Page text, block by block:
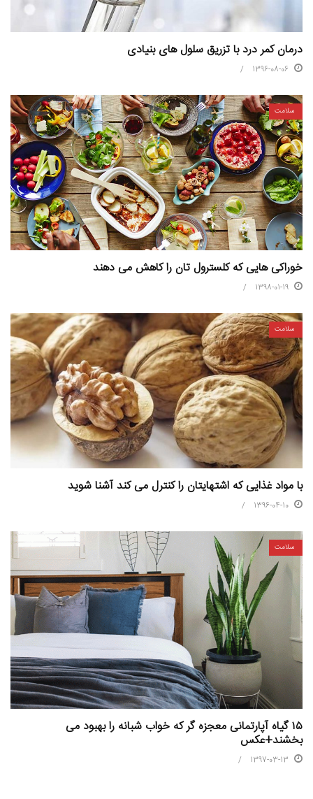
درمان کمر درد با تزریق سلول های بنیادی
1396-08-06
سلامت
خوراکی هایی که کلسترول تان را کاهش می دهند
1398-01-19
سلامت
با مواد غذایی که اشتهایتان را کنترل می کند آشنا شوید
1396-04-10
سلامت
۱۵ گیاه آپارتمانی معجزه گر که خواب شبانه را بهبود می
بخشند+عکس
1397-03-13